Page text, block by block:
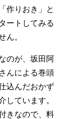
作りおき」と
ートしてみる
ん。
のが、坂田阿
んによる巻頭
込んだおかず
しています。
きなので、料